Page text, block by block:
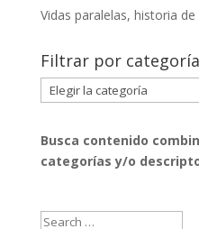
Vidas paralelas, historia
Filtrar por
Filtrar
por
Busca contenido
categorías y/o